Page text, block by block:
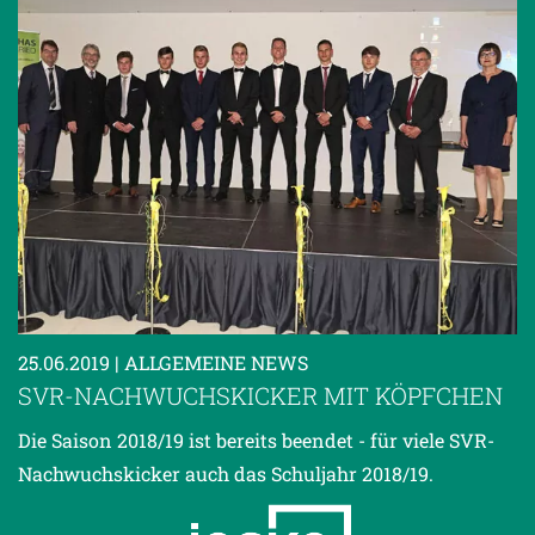
25.06.2019 | ALLGEMEINE NEWS
SVR-NACHWUCHSKICKER MIT KÖPFCHEN
Die Saison 2018/19 ist bereits beendet - für viele SVR-
Nachwuchskicker auch das Schuljahr 2018/19.